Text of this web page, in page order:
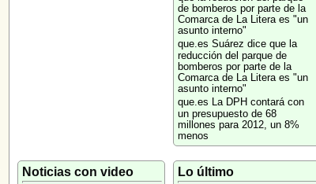
de bomberos por parte de la
Comarca de La Litera es "un
asunto interno"
que.es Suárez dice que la
reducción del parque de
bomberos por parte de la
Comarca de La Litera es "un
asunto interno"
que.es La DPH contará con
un presupuesto de 68
millones para 2012, un 8%
menos
Noticias con video Lo último